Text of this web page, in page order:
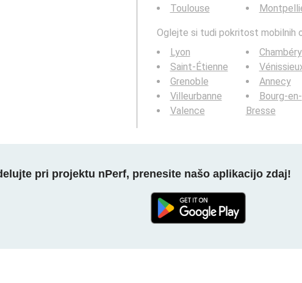
Toulouse
Oglejte si tudi pokritost mobilnih
Lyon
Saint-Étienne
Grenoble
Villeurbanne
Valence
Chambéry
Annecy
Bourg-en-
Bresse
pri projektu nPerf, prenesite našo aplikacijo zdaj!